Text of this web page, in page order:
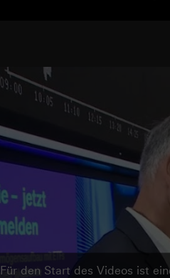
Für den Start des Videos ist